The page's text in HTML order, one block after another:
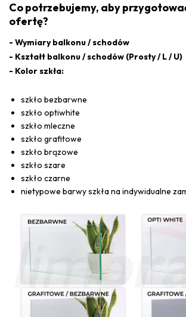
Co potrzebujemy, aby
ofertę?
- Wymiary balkonu / schodów
- Kształt balkonu / schodów (Prosty / L / U)
- Kolor szkła:
szkło bezbarwne
szkło optiwhite
szkło mleczne
szkło grafitowe
szkło brązowe
szkło szare
szkło czarne
nietypowe barwy szkła na indywidualne